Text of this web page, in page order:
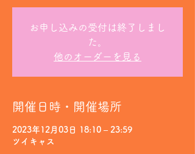
お申し込みの受付は終了しまし
た。
他のオーダーを見る
開催日時・開催場所
2023年12月03日 18:10 – 23:59
ツイキャス